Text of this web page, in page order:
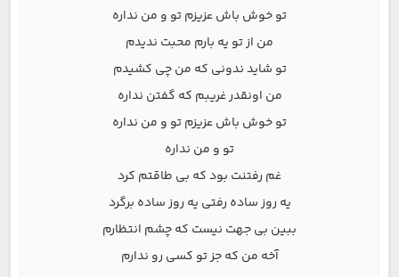
تو خوش باش عزیزم تو و من نداره
من از تو یه بارم محبت ندیدم
تو شاید ندونی که من چی کشیدم
من اونقدر غریبم که گفتن نداره
تو خوش باش عزیزم تو و من نداره
تو و من نداره
غم رفتنت بود که بی طاقتم کرد
یه روز ساده رفتی یه روز ساده برگرد
ببین بی جهت نیست که چشم انتظارم
آخه من که جز تو کسی رو ندارم